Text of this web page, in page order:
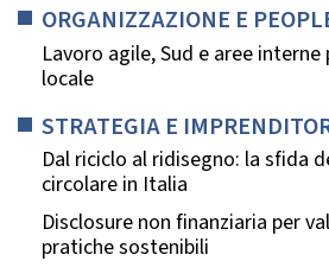
ORGANIZZAZIONE E
Lavoro agile, Sud e aree interne
locale
STRATEGIA E
Dal riciclo al ridisegno: la sfida
circolare in Italia
Disclosure non finanziaria per
pratiche sostenibili